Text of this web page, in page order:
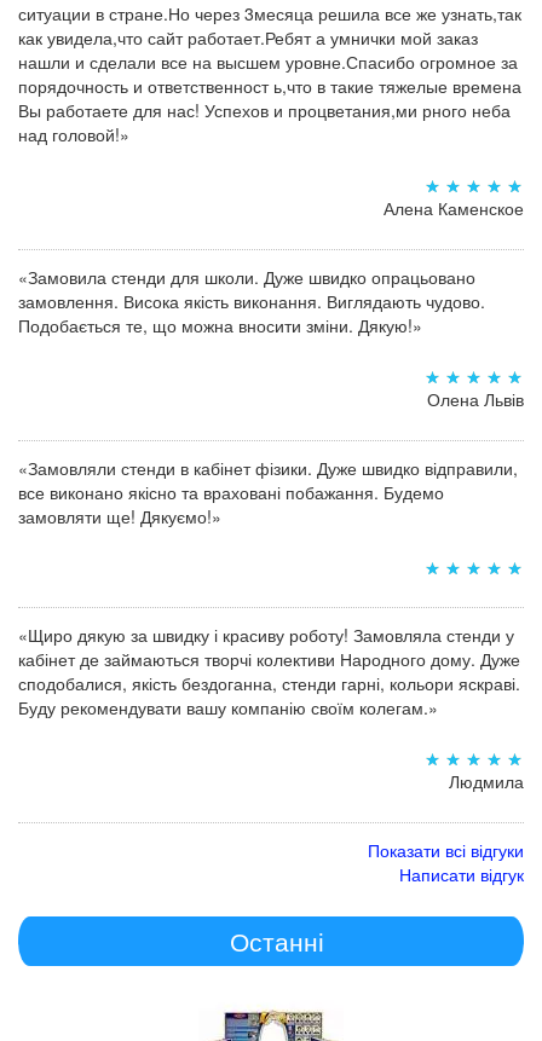
ситуации в стране.Но через 3месяца решила все же узнать,так
как увидела,что сайт работает.Ребят а умнички мой заказ
нашли и сделали все на высшем уровне.Спасибо огромное за
порядочность и ответственност ь,что в такие тяжелые времена
Вы работаете для нас! Успехов и процветания,ми рного неба
над головой!»
Алена Каменское
«Замовила стенди для школи. Дуже швидко опрацьовано
замовлення. Висока якість виконання. Виглядають чудово.
Подобається те, що можна вносити зміни. Дякую!»
Олена Львів
«Замовляли стенди в кабінет фізики. Дуже швидко відправили,
все виконано якісно та враховані побажання. Будемо
замовляти ще! Дякуємо!»
«Щиро дякую за швидку і красиву роботу! Замовляла стенди у
кабінет де займаються творчі колективи Народного дому. Дуже
сподобалися, якість бездоганна, стенди гарні, кольори яскраві.
Буду рекомендувати вашу компанію своїм колегам.»
Людмила
Показати всі відгуки
Написати відгук
Останні